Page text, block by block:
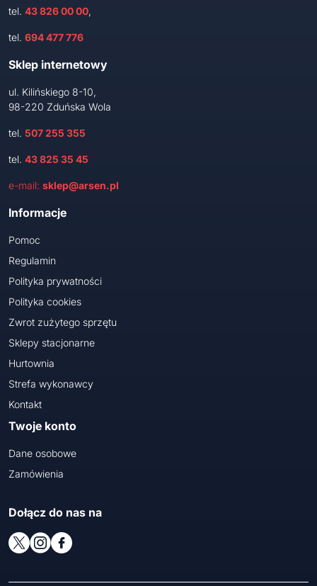
tel. 43 826 00 00,
tel. 694 477 776
Sklep internetowy
ul. Kilińskiego 8-10,
98-220 Zduńska Wola
tel. 507 255 355
tel. 43 825 35 45
e-mail: sklep@arsen.pl
Informacje
Pomoc
Regulamin
Polityka prywatności
Polityka cookies
Zwrot zużytego sprzętu
Sklepy stacjonarne
Hurtownia
Strefa wykonawcy
Kontakt
Twoje konto
Dane osobowe
Zamówienia
Dołącz do nas na